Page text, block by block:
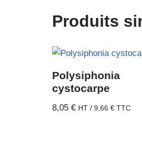
Produits
Polysiphonia
cystocarpe
8,05 € HT / 9,66 € TTC